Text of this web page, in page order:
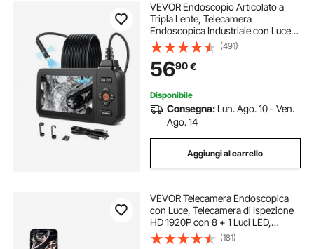
VEVOR Endoscopio Articolato a
Tripla Lente, Telecamera
Endoscopica Industriale con Luce,
Schermo IPS HD da 4,5'', Zoom 8x,
Batteria da 3000 mAh, Cavo
Impermeabile IP67 da 5 m, per Auto
e Idraulica
(491)
5690€
Disponibile
Consegna: Lun. Ago. 10 - Ven.
Ago. 14
Aggiungi al carrello
VEVOR Telecamera Endoscopica
con Luce, Telecamera di Ispezione
HD 1920P con 8 + 1 Luci LED,
Boroscopio a Doppia Lente con
Zoom 2X, Cavo Serpente da 3 m
(181)